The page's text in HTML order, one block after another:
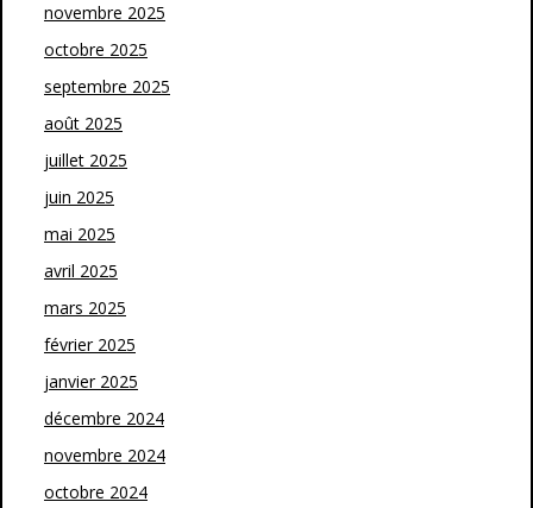
novembre 2025
octobre 2025
septembre 2025
août 2025
juillet 2025
juin 2025
mai 2025
avril 2025
mars 2025
février 2025
janvier 2025
décembre 2024
novembre 2024
octobre 2024